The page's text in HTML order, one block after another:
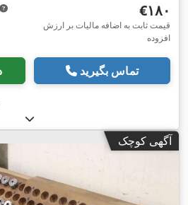
‎€۱۸۰
قیمت ثابت به اضافه مالیات بر ارزش
افزوده
تماس بگیرید
آگهی کوچک